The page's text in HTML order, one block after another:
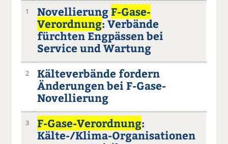
1 Novellierung F-Gase-
Verordnung: Verbände
fürchten Engpässen bei
Service und Wartung
2
Kälteverbände fordern
Änderungen bei F-Gase-
Novellierung
3 F-Gase-Verordnung:
Kälte-/Klima-Organisationen